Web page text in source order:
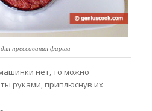
прессования фарша
нет, то можно
руками, приплюснув их